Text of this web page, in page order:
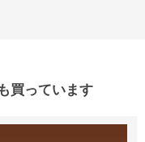
買っています